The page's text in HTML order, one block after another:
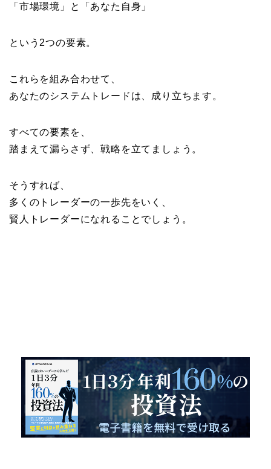
「市場環境」と「あなた自身」
という2つの要素。
これらを組み合わせて、
あなたのシステムトレードは、成り立ちます。
すべての要素を、
踏まえて漏らさず、戦略を立てましょう。
そうすれば、
多くのトレーダーの一歩先をいく、
賢人トレーダーになれることでしょう。